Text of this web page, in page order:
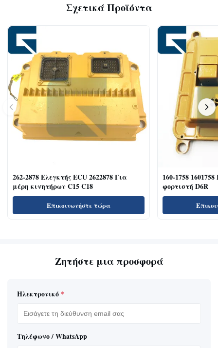
Σχετικά Προϊόντα
262-2878 Ελεγκτής ECU 2622878 Για
μέρη κινητήρων C15 C18
Επικοινωνήστε τώρα
160-1758
φορτιστή D6R
Ζητήστε μια προσφορά
Ηλεκτρονικό *
Τηλέφωνο / WhatsApp